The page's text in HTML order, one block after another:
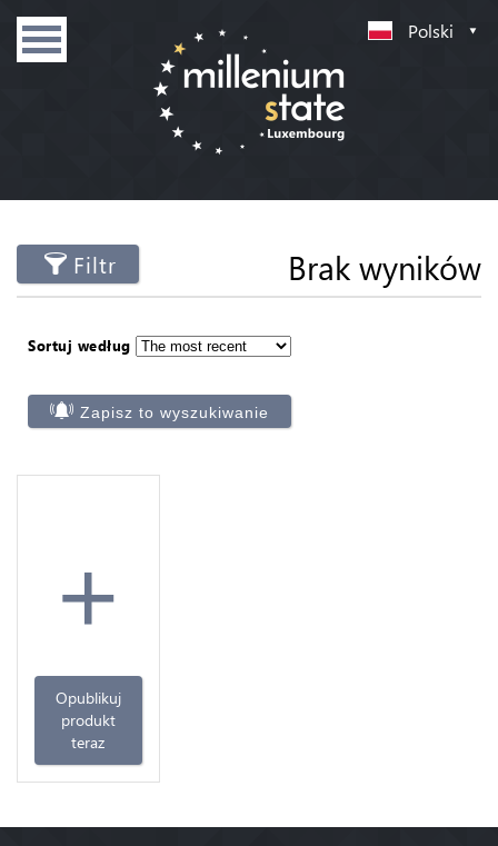
Polski
Filtr Brak wyników
Sortuj według
Zapisz to wyszukiwanie
+
Opublikuj
produkt
teraz